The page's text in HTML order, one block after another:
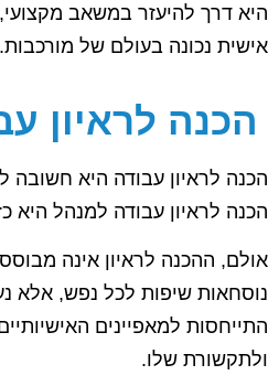
היא דרך להיעזר במשאב
אישית נכונה בעולם של מורכבות.
הכנה לראיון
הכנה לראיון עבודה היא חשובה
הכנה לראיון עבודה למנהל היא
אולם, ההכנה לראיון אינה
נוסחאות שיפות לכל נפש, אלא
התייחסות למאפיינים
ולתקשורת שלו.